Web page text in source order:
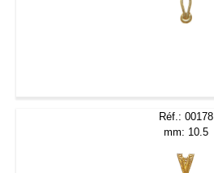
Réf.: 00178
mm: 10.5